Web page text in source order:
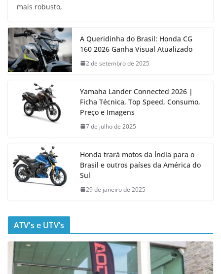
mais robusto,
A Queridinha do Brasil: Honda CG
160 2026 Ganha Visual Atualizado
2 de setembro de 2025
Yamaha Lander Connected 2026 |
Ficha Técnica, Top Speed, Consumo,
Preço e Imagens
7 de julho de 2025
Honda trará motos da Índia para o
Brasil e outros países da América do
Sul
29 de janeiro de 2025
ATV’s e UTV’s